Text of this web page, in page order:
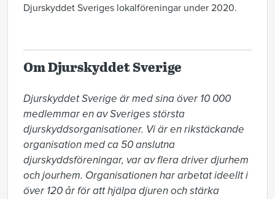
Djurskyddet Sveriges lokalföreningar under 2020.
Om Djurskyddet Sverige
Djurskyddet Sverige är med sina över 10 000
medlemmar en av Sveriges största
djurskyddsorganisationer. Vi är en rikstäckande
organisation med ca 50 anslutna
djurskyddsföreningar, var av flera driver djurhem
och jourhem. Organisationen har arbetat ideellt i
över 120 år för att hjälpa djuren och stärka